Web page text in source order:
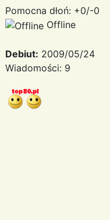
Pomocna dłoń: +0/-0
Offline
Debiut: 2009/05/24
Wiadomości: 9